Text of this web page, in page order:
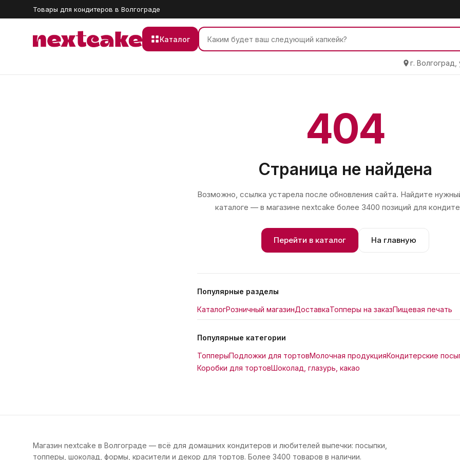
Товары для кондитеров в Волгограде
Каталог
г.
404
Страница не найдена
Возможно, ссылка устарела после обновления сайта. Найдите
каталоге — в магазине nextcake более 3400 позиций для
Перейти в каталог На главную
Популярные разделы
КаталогРозничный магазинДоставкаТопперы на заказПищевая печать
Популярные категории
ТопперыПодложки для тортовМолочная продукцияКондитерские
Коробки для тортовШоколад, глазурь, какао
Магазин nextcake в Волгограде — всё для домашних кондитеров и любителей выпечки: посыпки,
топперы, шоколад, формы, красители и декор для тортов. Более 3400 товаров в наличии.